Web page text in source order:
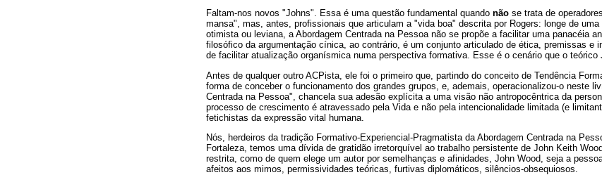
Faltam-nos novos "Johns". Essa é uma questão fundamental quando não se trata de
mansa", mas, antes, profissionais que articulam a "vida boa" descrita por Rogers: longe de
otimista ou leviana, a Abordagem Centrada na Pessoa não se propõe a facilitar uma panacéia
filosófico da argumentação cínica, ao contrário, é um conjunto articulado de ética, premissas e
de facilitar atualização organísmica numa perspectiva formativa. Esse é o cenário que o teórico
Antes de qualquer outro ACPista, ele foi o primeiro que, partindo do conceito de Tendência
forma de conceber o funcionamento dos grandes grupos, e, ademais, operacionalizou-o neste
Centrada na Pessoa", chancela sua adesão explícita a uma visão não antropocêntrica da
processo de crescimento é atravessado pela Vida e não pela intencionalidade limitada (e
fetichistas da expressão vital humana.
Nós, herdeiros da tradição Formativo-Experiencial-Pragmatista da Abordagem Centrada na
Fortaleza, temos uma dívida de gratidão irretorquível ao trabalho persistente de John Keith
restrita, como de quem elege um autor por semelhanças e afinidades, John Wood, seja a
afeitos aos mimos, permissividades teóricas, furtivas diplomáticos, silêncios-obsequiosos.